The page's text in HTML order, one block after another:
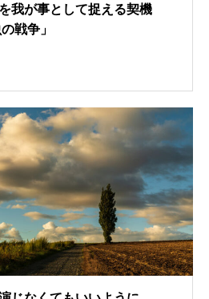
我が事として捉える契機
戦争」